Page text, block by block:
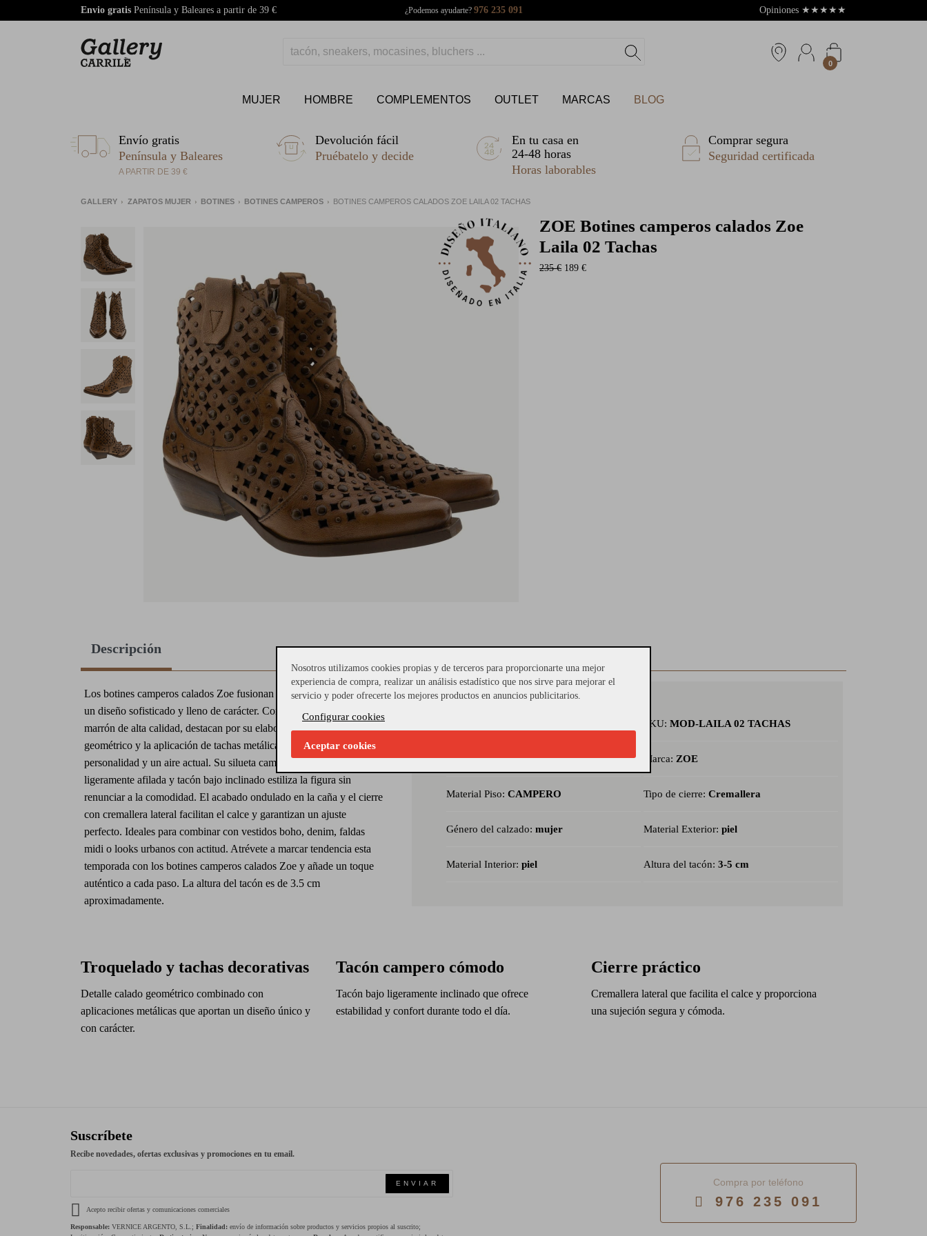
Envio gratis Península y Baleares a partir de 39 € ¿Podemos ayudarte? 976 235 091 Opiniones ★ ★ ★ ★ ★
0
MUJER HOMBRE COMPLEMENTOS OUTLET MARCAS BLOG
Envío gratis
Península y Baleares
A PARTIR DE 39 €
Devolución fácil
Pruébatelo y decide
En tu casa en
24-48 horas
Horas laborables
Comprar segura
Seguridad certificada
GALLERY ZAPATOS MUJER BOTINES BOTINES CAMPEROS BOTINES CAMPEROS CALADOS ZOE LAILA 02 TACHAS
ZOE Botines camperos calados Zoe
Laila 02 Tachas
235 € 189 €
Descripción
Los botines camperos calados Zoe fusionan la esencia western con
un diseño sofisticado y lleno de carácter. Confeccionados en piel
marrón de alta calidad, destacan por su elaborado trabajo troquelado
geométrico y la aplicación de tachas metálicas que aportan
personalidad y un aire actual. Su silueta campera con puntera
ligeramente afilada y tacón bajo inclinado estiliza la figura sin
renunciar a la comodidad. El acabado ondulado en la caña y el cierre
con cremallera lateral facilitan el calce y garantizan un ajuste
perfecto. Ideales para combinar con vestidos boho, denim, faldas
midi o looks urbanos con actitud. Atrévete a marcar tendencia esta
temporada con los botines camperos calados Zoe y añade un toque
auténtico a cada paso. La altura del tacón es de 3.5 cm
aproximadamente.
SKU: MOD-LAILA 02 TACHAS
Modelo:LAILA 02 TACHAS Marca: ZOE
Material Piso: CAMPERO Tipo de cierre: Cremallera
Género del calzado: mujer Material Exterior: piel
Material Interior: piel Altura del tacón: 3-5 cm
Troquelado y tachas decorativas
Detalle calado geométrico combinado con
aplicaciones metálicas que aportan un diseño único y
con carácter.
Tacón campero cómodo
Tacón bajo ligeramente inclinado que ofrece
estabilidad y confort durante todo el día.
Cierre práctico
Cremallera lateral que facilita el calce y proporciona
una sujeción segura y cómoda.
Suscríbete
Recibe novedades, ofertas exclusivas y promociones en tu email.
ENVIAR
Acepto recibir ofertas y comunicaciones comerciales
Responsable: VERNICE ARGENTO, S.L.; Finalidad: envío de información sobre productos y servicios propios al suscrito;
Compra por teléfono
976 235 091
Nosotros utilizamos cookies propias y de terceros para proporcionarte una mejor
experiencia de compra, realizar un análisis estadístico que nos sirve para mejorar el
servicio y poder ofrecerte los mejores productos en anuncios publicitarios.
Configurar cookies
Aceptar cookies